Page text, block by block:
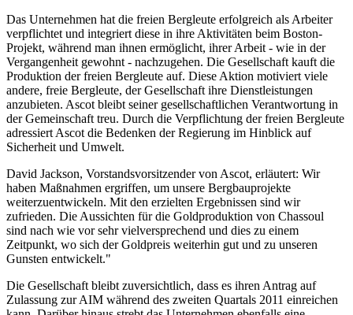
Das Unternehmen hat die freien Bergleute erfolgreich als Arbeiter
verpflichtet und integriert diese in ihre Aktivitäten beim Boston-
Projekt, während man ihnen ermöglicht, ihrer Arbeit - wie in der
Vergangenheit gewohnt - nachzugehen. Die Gesellschaft kauft die
Produktion der freien Bergleute auf. Diese Aktion motiviert viele
andere, freie Bergleute, der Gesellschaft ihre Dienstleistungen
anzubieten. Ascot bleibt seiner gesellschaftlichen Verantwortung in
der Gemeinschaft treu. Durch die Verpflichtung der freien Bergleute
adressiert Ascot die Bedenken der Regierung im Hinblick auf
Sicherheit und Umwelt.
David Jackson, Vorstandsvorsitzender von Ascot, erläutert: Wir
haben Maßnahmen ergriffen, um unsere Bergbauprojekte
weiterzuentwickeln. Mit den erzielten Ergebnissen sind wir
zufrieden. Die Aussichten für die Goldproduktion von Chassoul
sind nach wie vor sehr vielversprechend und dies zu einem
Zeitpunkt, wo sich der Goldpreis weiterhin gut und zu unseren
Gunsten entwickelt."
Die Gesellschaft bleibt zuversichtlich, dass es ihren Antrag auf
Zulassung zur AIM während des zweiten Quartals 2011 einreichen